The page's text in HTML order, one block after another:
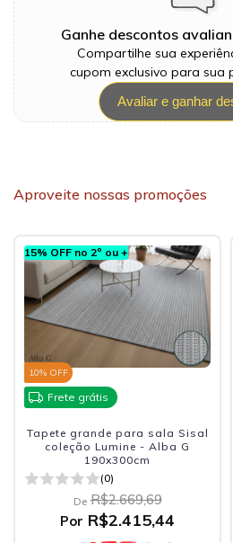
Ganhe descontos
Compartilhe sua
cupom exclusivo para sua
Avaliar e ganhar
Aproveite nossas promoções
15% OFF no 2º ou +
10% OFF
Frete grátis
Tapete grande para sala Sisal
coleção Lumine - Alba N
190x300cm
(0)
De R$2.669,69
Por R$2.415,44